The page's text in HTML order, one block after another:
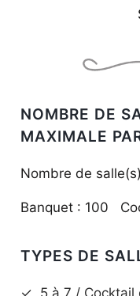
NOMBRE DE
MAXIMALE
Nombre de
Banquet : 100
TYPES DE